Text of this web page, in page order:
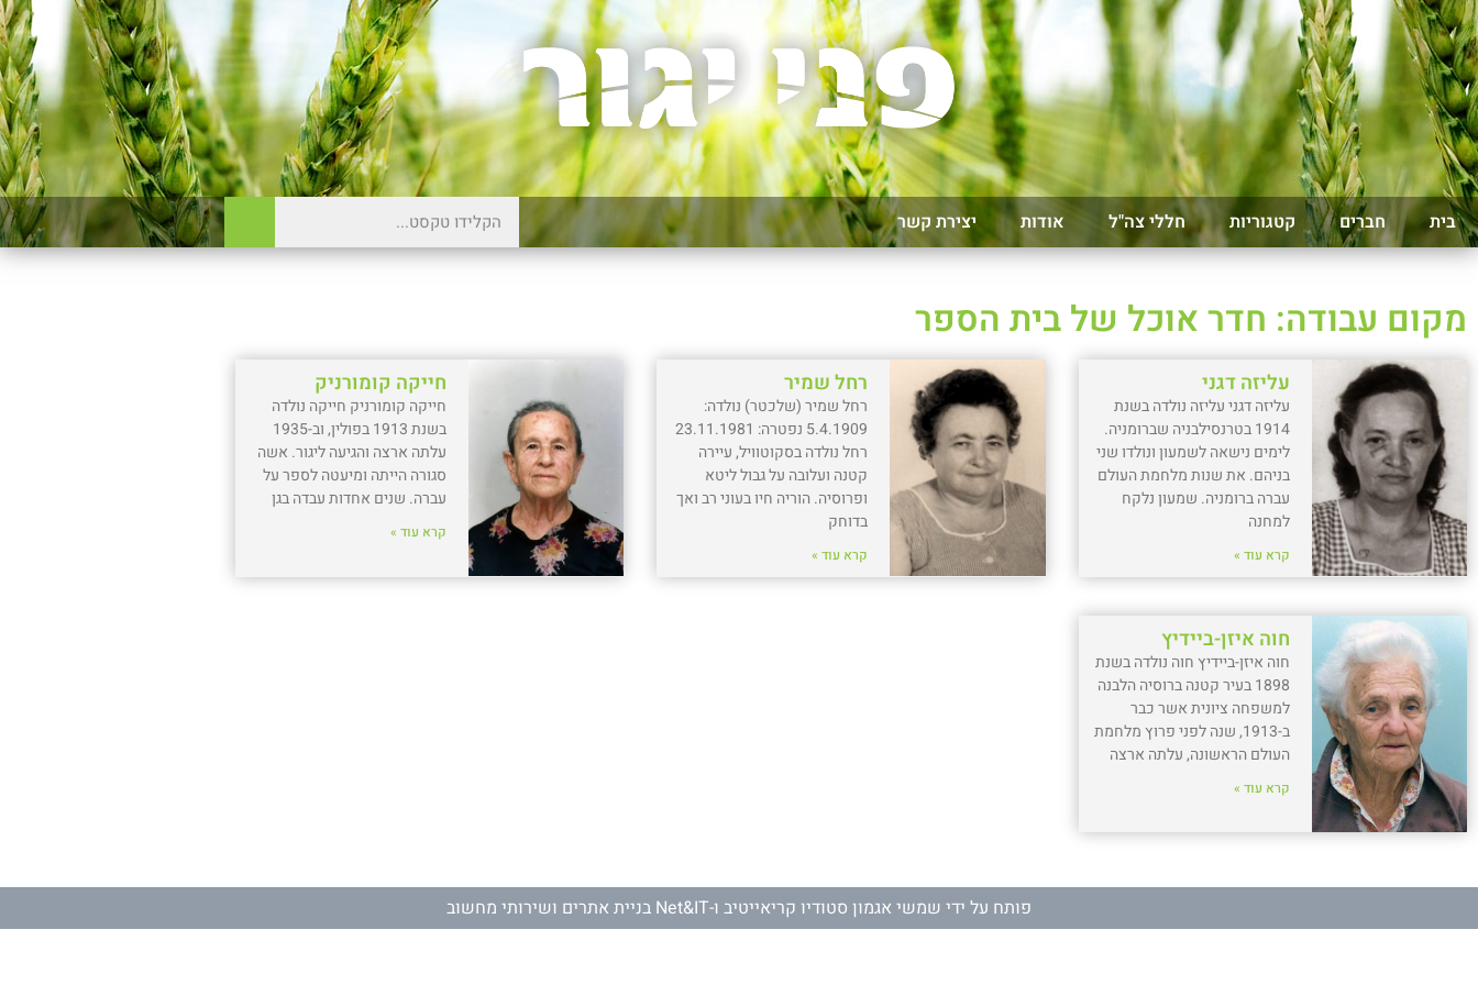
בית חברים קטגוריות חללי צה"ל אודות יצירת קשר
מקום עבודה: חדר אוכל של בית הספר
עליזה דגני
עליזה דגני עליזה נולדה בשנת
1914 בטרנסילבניה שברומניה.
לימים נישאה לשמעון ונולדו שני
בניהם. את שנות מלחמת העולם
עברה ברומניה. שמעון נלקח
למחנה
קרא עוד »
רחל שמיר
רחל שמיר (שלכטר) נולדה:
5.4.1909 נפטרה: 23.11.1981
רחל נולדה בסקוטוויל, עיירה
קטנה ועלובה על גבול ליטא
ופרוסיה. הוריה חיו בעוני רב ואך
בדוחק
קרא עוד »
חייקה קומורניק
חייקה קומורניק חייקה נולדה
בשנת 1913 בפולין, וב-1935
עלתה ארצה והגיעה ליגור. אשה
סגורה הייתה ומיעטה לספר על
עברה. שנים אחדות עבדה בגן
קרא עוד »
חוה איזן-ביידיץ
חוה איזן-ביידיץ חוה נולדה בשנת
1898 בעיר קטנה ברוסיה הלבנה
למשפחה ציונית אשר כבר
ב-1913, שנה לפני פרוץ מלחמת
העולם הראשונה, עלתה ארצה
קרא עוד »
פותח על ידי שמשי אגמון סטודיו קריאייטיב ו-Net&IT בניית אתרים ושירותי מחשוב